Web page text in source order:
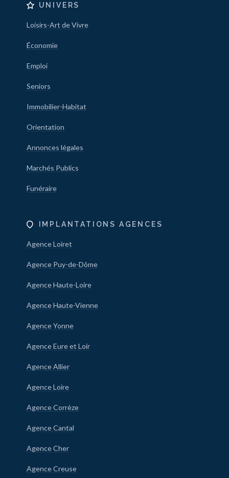
UNIVERS
Loisirs-Art de Vivre
Économie
Emploi
Seniors
Immobilier-Habitat
Orientation
Annonces légales
Marchés Publics
Funéraire
IMPLANTATIONS AGENCES
Agence Loiret
Agence Puy-de-Dôme
Agence Haute-Loire
Agence Haute-Vienne
Agence Yonne
Agence Eure et Loir
Agence Allier
Agence Loire
Agence Corrèze
Agence Cantal
Agence Cher
Agence Creuse